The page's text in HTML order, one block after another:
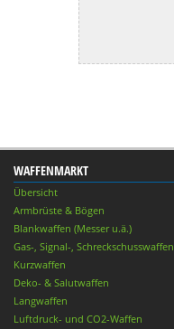
WAFFENMARKT
Übersicht
Armbrüste & Bögen
Blankwaffen (Messer u.ä.)
Gas-, Signal-, Schreckschusswaffen
Kurzwaffen
Deko- & Salutwaffen
Langwaffen
Luftdruck- und CO2-Waffen